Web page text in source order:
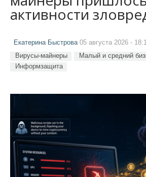
активности
Екатерина Быстрова05 августа 2026 -
Вирусы-майнеры Малый и средний
Информзащита